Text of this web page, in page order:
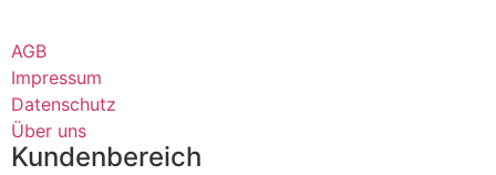
AGB
Impressum
Datenschutz
Über uns
Kundenbereich